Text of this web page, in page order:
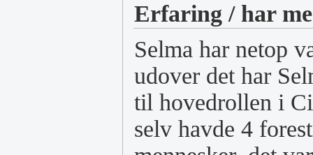
Erfaring / har
Selma har netop
udover det har
til hovedrollen i
selv havde 4